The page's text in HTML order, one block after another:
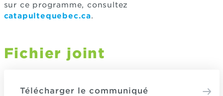
sur ce programme, consultez
catapultequebec.ca.
Fichier joint
Télécharger le communiqué